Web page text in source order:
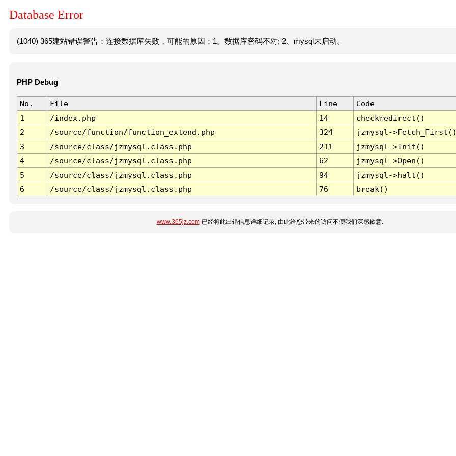
Database Error
(1040) 365建站错误警告：连接数据库失败，可能的原因：1、数据库密码不对; 2、mysql未启动。
PHP Debug
No. File Line
Code
1
/index.php 14
checkredirect()
2
/source/function/function_extend.php 324
jzmysql-
3
/source/class/jzmysql.class.php 211
jzmysql->Init()
4
/source/class/jzmysql.class.php 62
jzmysql->Open()
5
/source/class/jzmysql.class.php 94
jzmysql->halt()
6
/source/class/jzmysql.class.php 76 break()
www.365jz.com已经将此出错信息详细记录, 由此给您带来的访问不便我们深感歉意.